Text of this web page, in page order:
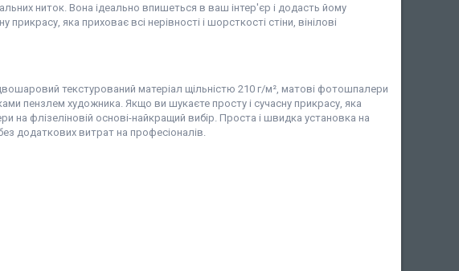
ниток. Вона ідеально впишеться в ваш інтер'єр і додасть йому
яка приховає всі нерівності і шорсткості стіни, вінілові
текстурований матеріал щільністю 210 г/м², матові фотошпалери
пензлем художника. Якщо ви шукаєте просту і сучасну прикрасу, яка
на флізеліновій основі-найкращий вибір. Проста і швидка установка на
додаткових витрат на професіоналів.